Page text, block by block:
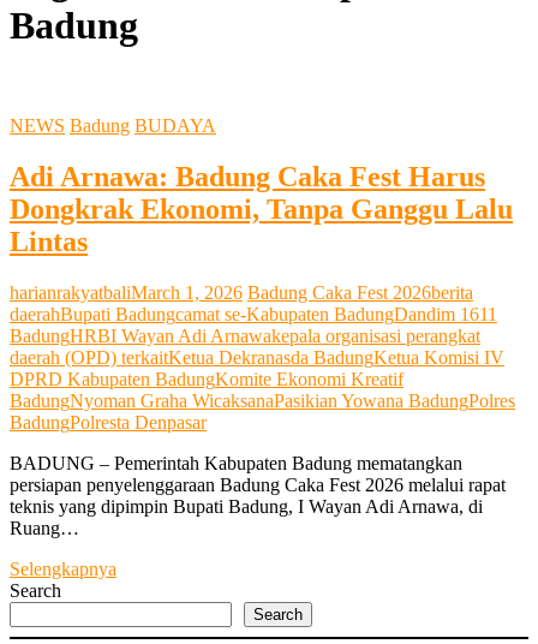
Badung
NEWS Badung BUDAYA
Adi Arnawa: Badung Caka Fest Harus
Dongkrak Ekonomi, Tanpa Ganggu Lalu
Lintas
harianrakyatbaliMarch 1, 2026 Badung Caka Fest 2026berita
daerahBupati Badungcamat se-Kabupaten BadungDandim 1611
BadungHRBI Wayan Adi Arnawakepala organisasi perangkat
daerah (OPD) terkaitKetua Dekranasda BadungKetua Komisi IV
DPRD Kabupaten BadungKomite Ekonomi Kreatif
BadungNyoman Graha WicaksanaPasikian Yowana BadungPolres
BadungPolresta Denpasar
BADUNG – Pemerintah Kabupaten Badung mematangkan
persiapan penyelenggaraan Badung Caka Fest 2026 melalui rapat
teknis yang dipimpin Bupati Badung, I Wayan Adi Arnawa, di
Ruang…
Selengkapnya
Caka
Search
Search